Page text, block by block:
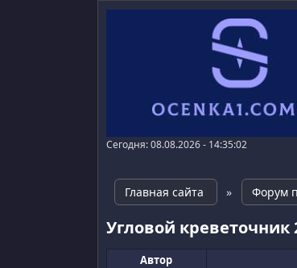
Сегодня: 08.08.2026 - 14:35:02
Главная сайта
» Форум
Угловой креветочник
Автор